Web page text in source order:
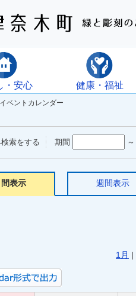
・安心 健康・福祉
ベントカレンダー
索をする 期間 ～
間表示 週間表示
1月 |